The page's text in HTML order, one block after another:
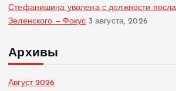
Стефанишина уволена с должности
Зеленского — Фокус 3 августа, 2026
Архивы
Август 2026